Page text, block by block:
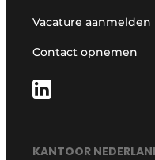
Vacature aanmelden
Contact opnemen
KANTOOR